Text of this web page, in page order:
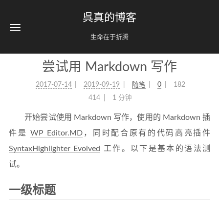
呉真的博客
生命在于折腾
尝试用 Markdown 写作
2017-07-14 2019-09-19 随笔 0
182
414
1 分钟
开始尝试使用 Markdown 写作，使用的 Markdown 插
件是 WP Editor.MD，同时配合原有的代码高亮插件
SyntaxHighlighter Evolved
工作。以下是基本的语法测
试。
一级标题